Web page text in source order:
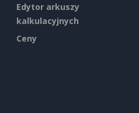
Edytor arkuszy
kalkulacyjnych
Ceny